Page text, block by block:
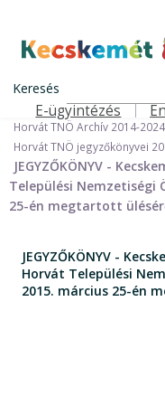
tartalomra
Kecskemét
Keresés
Felső navigáció
E-ügyintézés
Nemzetiségi Önkormányzatok
Horvát Települési
Horvát TNÖ Archív 2014-2024
Horvát TNÖ jegyzőkönyvei
JEGYZŐKÖNYV -
Települési Nemzetiségi
25-én megtartott
JEGYZŐKÖNYV -
Horvát Települési
2015. március 25-én